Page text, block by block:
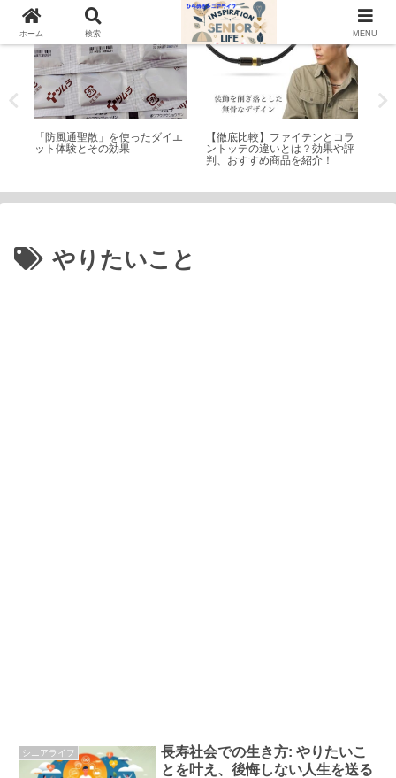
トピック
「防風通聖散」を使ったダイエ
ット体験とその効果
シニアライフ
【徹底比較】ファイテンとコラ
ントッテの違いとは？効果や評
判、おすすめ商品を紹介！
やりたいこと
シニアライフ
長寿社会での生き方: やりたいこ
とを叶え、後悔しない人生を送る
ホーム 検索 MENU